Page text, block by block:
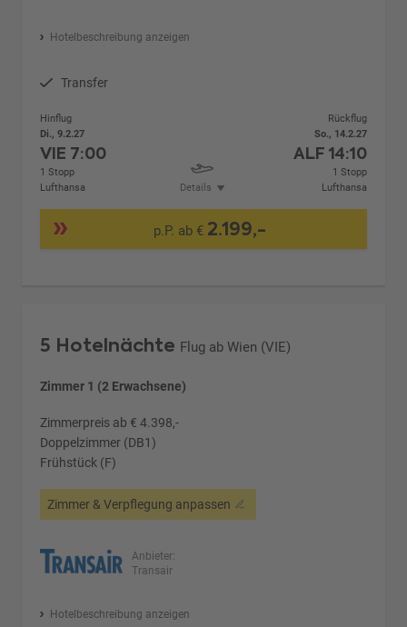
Hotelbeschreibung anzeigen
Transfer
Hinflug
Di., 9.2.27
VIE 7:00
1 Stopp
Lufthansa
Details
Rückflug
So., 14.2.27
ALF 14:10
1 Stopp
Lufthansa
p.P. ab € 2.199,-
5 Hotelnächte Flug ab Wien (VIE)
Zimmer 1 (2 Erwachsene)
Zimmerpreis ab € 4.398,-
Doppelzimmer (DB1)
Frühstück (F)
Zimmer & Verpflegung anpassen
Anbieter:
Transair
Hotelbeschreibung anzeigen